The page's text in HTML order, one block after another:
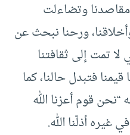
وتضاءلت
وأخلاقنا، ورحنا نبحث عن
لا تمت إلى ثقافتنا
فتبدل حالنا، كما
قوم أعزنا الله
غيره أذلّنا الله.